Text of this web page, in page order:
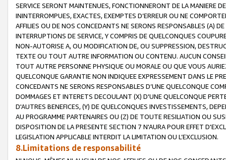
SERVICE SERONT MAINTENUES, FONCTIONNERONT DE LA MANIERE
ININTERROMPUES, EXACTES, EXEMPTES D’ERREUR OU NE
AFFILIES OU DE NOS CONCEDANTS NE SERONS RESPONSABLES (A)
INTERRUPTIONS DE SERVICE, Y COMPRIS DE QUELCONQUES
NON-AUTORISE A, OU MODIFICATION DE, OU SUPPRESSION,
TEXTE OU TOUT AUTRE INFORMATION OU CONTENU. AUCUN
TOUT AUTRE PERSONNE PHYSIQUE OU MORALE OU QUE VOUS
QUELCONQUE GARANTIE NON INDIQUEE EXPRESSEMENT DANS LE
CONCEDANTS NE SERONS RESPONSABLES D’UNE QUELCONQUE
DOMMAGES ET INTERETS DECOULANT (X) D'UNE QUELCONQUE
D'AUTRES BENEFICES, (Y) DE QUELCONQUES INVESTISSEMENTS,
AU PROGRAMME PARTENAIRES OU (Z) DE TOUTE RESILIATION OU
DISPOSITION DE LA PRESENTE SECTION 7 N'AURA POUR EFFET
LEGISLATION APPLICABLE INTERDIT LA LIMITATION OU L’EXCLUSION.
8.Limitations de responsabilité